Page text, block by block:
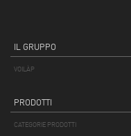
IL GRUPPO
VOILÀP
PRODOTTI
CATEGORIE PRODOTTI